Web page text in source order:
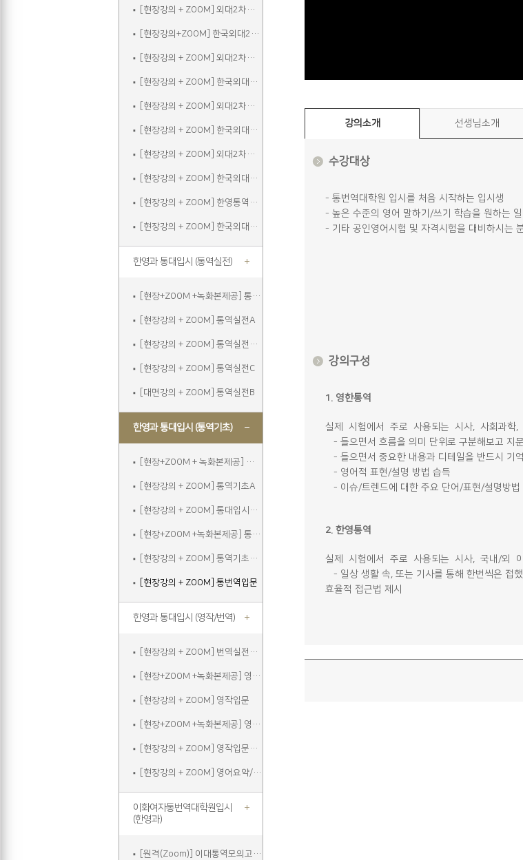
[현장강의 + ZOOM] 외대2차모의고사A
[현장강의+ZOOM] 한국외대2차실전통역모의고사B
[현장강의 + ZOOM] 외대2차모의고사B
[현장강의 + ZOOM] 한국외대2차실전통역모의고사C
[현장강의 + ZOOM] 외대2차모의고사C
[현장강의 + ZOOM] 한국외대2차실전통역모의고사A_참관
[현장강의 + ZOOM] 외대2차모의고사D
[현장강의 + ZOOM] 한국외대2차실전통역모의고사B_참관
[현장강의 + ZOOM] 한영통역집중
[현장강의 + ZOOM] 한국외대2차실전통역모의고사C_참관
한영과 통대입시 (통역실전)
[현장+ZOOM +녹화본제공] 통역실전A
[현장강의 + ZOOM] 통역실전A
[현장강의 + ZOOM] 통역실전주말
[현장강의 + ZOOM] 통역실전C
[대면강의 + ZOOM] 통역실전B
한영과 통대입시 (통역기초)
[현장+ZOOM + 녹화본제공] 통역기초A
[현장강의 + ZOOM] 통역기초A
[현장강의 + ZOOM] 통대입시입문
[현장+ZOOM +녹화본제공] 통역기초주말
[현장강의 + ZOOM] 통역기초주말
[현장강의 + ZOOM] 통번역입문
한영과 통대입시 (영작/번역)
[현장강의 + ZOOM] 번역실전주말
[현장+ZOOM +녹화본제공] 영작입문
[현장강의 + ZOOM] 영작입문
[현장+ZOOM +녹화본제공] 영작입문주말
[현장강의 + ZOOM] 영작입문주말
[현장강의 + ZOOM] 영어요약/에세이쓰기
이화여자통번역대학원입시
(한영과)
[원격(Zoom)] 이대통역모의고사A
강의소개 선생님소개
수강대상
- 통번역대학원 입시를 처음 시작하는 입시생
- 높은 수준의 영어 말하기/쓰기 학습을 원하는
- 기타 공인영어시험 및 자격시험을 대비하시는
강의구성
1. 영한통역
실제 시험에서 주로 사용되는 시사, 사회과
- 들으면서 흐름을 의미 단위로 구분해보고 지
- 들으면서 중요한 내용과 디테일을 반드시 기
- 영어적 표현/설명 방법 습득
- 이슈/트렌드에 대한 주요 단어/표현/설명방법
2. 한영통역
실제 시험에서 주로 사용되는 시사, 국내/외
- 일상 생활 속, 또는 기사를 통해 한번씩은 접
효율적 접근법 제시